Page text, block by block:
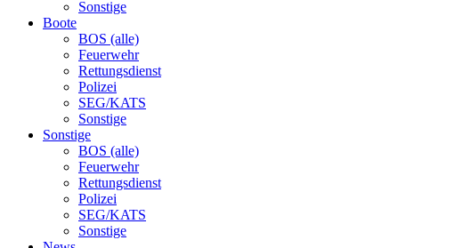
Sonstige
Boote
BOS (alle)
Feuerwehr
Rettungsdienst
Polizei
SEG/KATS
Sonstige
Sonstige
BOS (alle)
Feuerwehr
Rettungsdienst
Polizei
SEG/KATS
Sonstige